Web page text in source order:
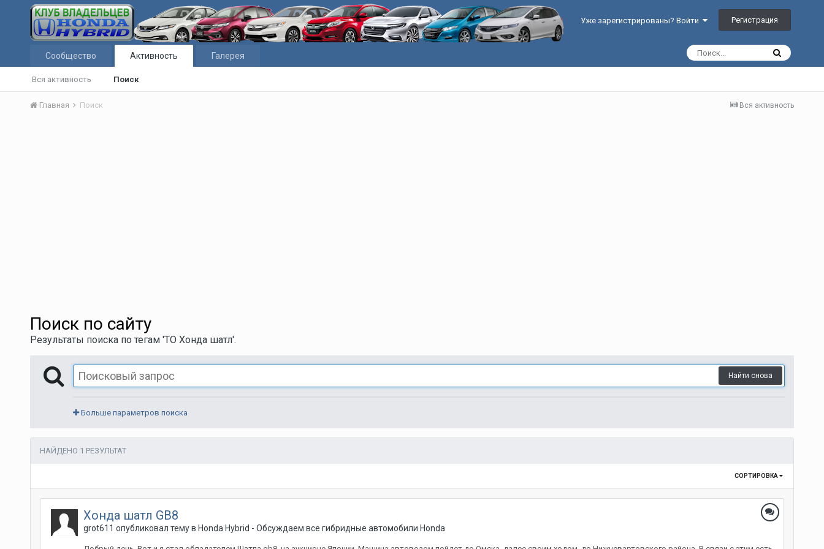
Уже зарегистрированы? Войти Регистрация
Сообщество Активность
Вся активность Поиск
Галерея
Вся активность
Главная Поиск
Поиск по сайту
Результаты поиска по тегам 'ТО Хонда шатл'.
Найти снова
Больше параметров поиска
НАЙДЕНО 1 РЕЗУЛЬТАТ
СОРТИРОВКА
Хонда шатл GB8
grot611 опубликовал тему в Honda Hybrid - Обсуждаем все гибридные автомобили Honda